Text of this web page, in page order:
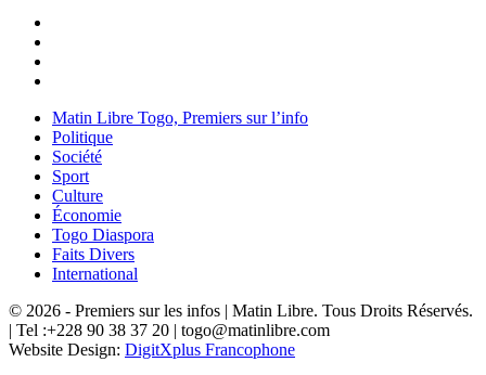
Matin Libre Togo, Premiers sur l’info
Politique
Société
Sport
Culture
Économie
Togo Diaspora
Faits Divers
International
© 2026 - Premiers sur les infos | Matin Libre. Tous Droits Réservés.
| Tel :+228 90 38 37 20 | togo@matinlibre.com
Website Design: DigitXplus Francophone